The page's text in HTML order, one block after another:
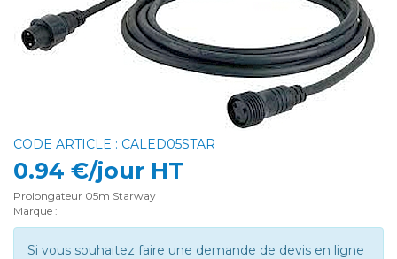
CODE ARTICLE : CALED05STAR
0.94 €/jour HT
Prolongateur 05m Starway
Marque :
Si vous souhaitez faire une demande de devis en ligne